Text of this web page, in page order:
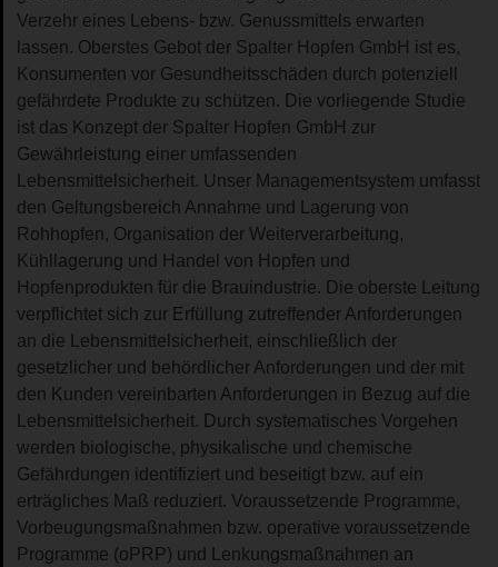
Verzehr eines Lebens- bzw. Genussmittels erwarten
lassen. Oberstes Gebot der Spalter Hopfen GmbH ist es,
Konsumenten vor Gesundheitsschäden durch potenziell
gefährdete Produkte zu schützen. Die vorliegende Studie
ist das Konzept der Spalter Hopfen GmbH zur
Gewährleistung einer umfassenden
Lebensmittelsicherheit. Unser Managementsystem umfasst
den Geltungsbereich Annahme und Lagerung von
Rohhopfen, Organisation der Weiterverarbeitung,
Kühllagerung und Handel von Hopfen und
Hopfenprodukten für die Brauindustrie. Die oberste Leitung
verpflichtet sich zur Erfüllung zutreffender Anforderungen
an die Lebensmittelsicherheit, einschließlich der
gesetzlicher und behördlicher Anforderungen und der mit
den Kunden vereinbarten Anforderungen in Bezug auf die
Lebensmittelsicherheit. Durch systematisches Vorgehen
werden biologische, physikalische und chemische
Gefährdungen identifiziert und beseitigt bzw. auf ein
erträgliches Maß reduziert. Voraussetzende Programme,
Vorbeugungsmaßnahmen bzw. operative voraussetzende
Programme (oPRP) und Lenkungsmaßnahmen an